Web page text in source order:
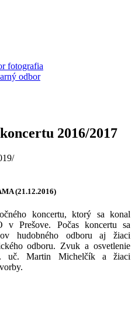
fotografia
odbor
2016/2017
(21.12.2016)
koncertu, ktorý sa konal
v Prešove. Počas koncertu sa
hudobného odboru aj žiaci
odboru. Zvuk a osvetlenie
uč. Martin Michelčík a žiaci